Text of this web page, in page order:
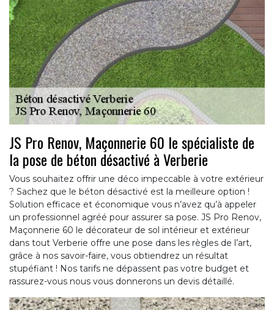
JS Pro Renov, Maçonnerie 60 le spécialiste de
la pose de béton désactivé à Verberie
Vous souhaitez offrir une déco impeccable à votre extérieur
? Sachez que le béton désactivé est la meilleure option !
Solution efficace et économique vous n’avez qu’à appeler
un professionnel agréé pour assurer sa pose. JS Pro Renov,
Maçonnerie 60 le décorateur de sol intérieur et extérieur
dans tout Verberie offre une pose dans les règles de l’art,
grâce à nos savoir-faire, vous obtiendrez un résultat
stupéfiant ! Nos tarifs ne dépassent pas votre budget et
rassurez-vous nous vous donnerons un devis détaillé.